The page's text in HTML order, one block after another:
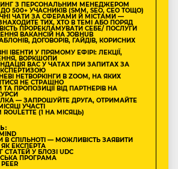
З ПЕРСОНАЛЬНИМ МЕНЕДЖЕРОМ
500+ УЧАСНИКІВ (SMM, SEO, CEO ТОЩО)
ЧАТИ ЗА СФЕРАМИ Й МІСТАМИ —
ТИХ, ХТО В ТЕМІ АБО ПОРЯД
ПРОРЕКЛАМУВАТИ СЕБЕ/ ПОСЛУГИ
ВАКАНСІЙ НА JOBHUB
ДОГОВОРІВ, ГАЙДІВ, КОРИСНИХ
ІВЕНТИ У ПРЯМОМУ ЕФІРІ: ЛЕКЦІЇ,
ВОРКШОПИ
ВАС У ЧАТАХ ПРИ ЗАПИТАХ ЗА
НЕТВОРКІНГИ В ZOOM, НА ЯКИХ
НЕ СТРАШНО
ПРОПОЗИЦІЇ ВІД ПАРТНЕРІВ НА
— ЗАПРОШУЙТЕ ДРУГА, ОТРИМАЙТЕ
УЧАСТІ
ROULETTE (1 НА МІСЯЦЬ)
В СПІЛЬНОТІ — МОЖЛИВІСТЬ ЗАЯВИТИ
ЕКСПЕРТА
СТАТЕЙ У БЛОЗІ UDC
ПРОГРАМА